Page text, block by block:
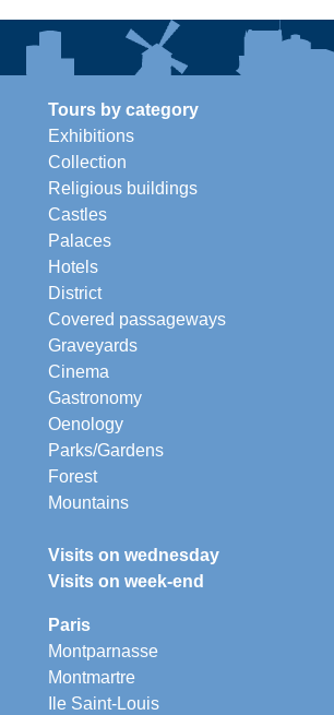
Tours by category
Exhibitions
Collection
Religious buildings
Castles
Palaces
Hotels
District
Covered passageways
Graveyards
Cinema
Gastronomy
Oenology
Parks/Gardens
Forest
Mountains
Visits on wednesday
Visits on week-end
Paris
Montparnasse
Montmartre
Ile Saint-Louis